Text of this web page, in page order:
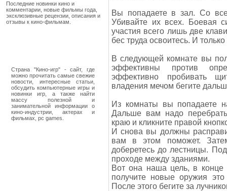
Последние новинки кино и
комментарии, новые фильмы года,
эксклюзивные рецензии, описания и
отзывы к кино-фильмам.
Страна "Кино-игр" - сайт, где
можно прочитать самые свежие
новости, интересные статьи,
обсудить компьютерные игры и
новинки игр, а также найти
массу полезной и
занимательной информации о
кино-индустрии, актерах и
фильмах, pc games.
Вы попадаете в зал. Со
Убивайте их всех. Боевая
участия всего лишь две
бес труда освоитесь. И
В следующей комнате вы
эффективны против
эффективно пробивать
владения мечом бегите
Из комнаты вы попадаете
Дальше вам надо
краю и кликните правой
И снова вы должны
вам в этом поможет.
доберетесь до лестницы.
проходе между зданиями.
Вот она наша цель, в конце
получите новые оружия
После этого бегите за